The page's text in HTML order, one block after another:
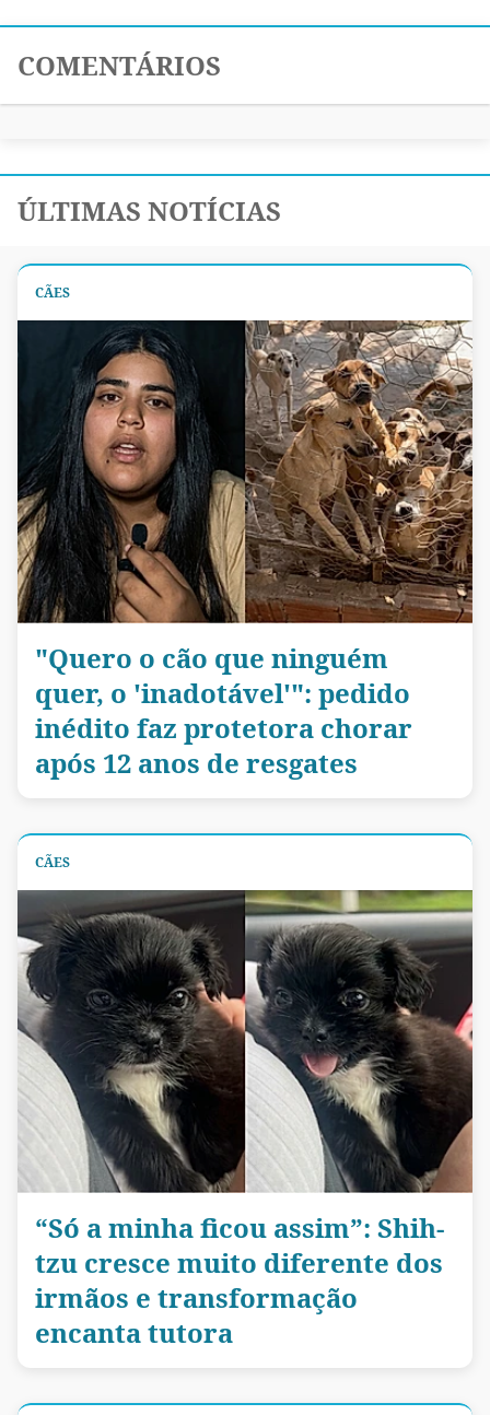
COMENTÁRIOS
ÚLTIMAS NOTÍCIAS
CÃES
"Quero o cão que ninguém
quer, o 'inadotável'": pedido
inédito faz protetora chorar
após 12 anos de resgates
CÃES
“Só a minha ficou assim”: Shih-
tzu cresce muito diferente dos
irmãos e transformação
encanta tutora